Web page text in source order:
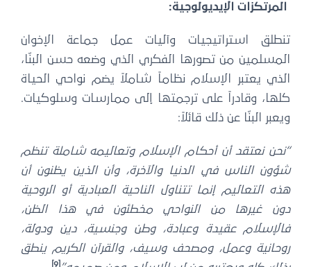
المرتكزات الإيديولوجية:
تنطلق استراتيجيات وآليات عمل جماعة الإخوان
المسلمين من تصورها الفكري الذي وضعه حسن البنّا،
الذي يعتبر الإسلام نظاماً شاملاً يضم نواحي الحياة
كلها، وقادراً على ترجمتها إلى ممارسات وسلوكيات.
ويعبر البنّا عن ذلك قائلاً:
“نحن نعتقد أن أحكام الإسلام وتعاليمه شاملة تنظم
شؤون الناس في الدنيا والآخرة، وأن الذين يظنون أن
هذه التعاليم إنما تتناول الناحية العبادية أو الروحية
دون غيرها من النواحي مخطئون في هذا الظن،
فالإسلام عقيدة وعبادة، وطن وجنسية، دين ودولة،
روحانية وعمل، ومصحف وسيف، والقرآن الكريم ينطق